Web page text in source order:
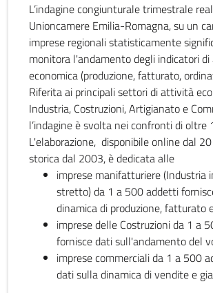
L’indagine congiunturale trimestrale
Unioncamere Emilia-Romagna, su un
imprese regionali statisticamente
monitora l'andamento degli indicatori
economica (produzione, fatturato,
Riferita ai principali settori di attività
Industria, Costruzioni, Artigianato e
l’indagine è svolta nei confronti di oltre
L'elaborazione, disponibile online dal
storica dal 2003, è dedicata alle
imprese manifatturiere (Industria
stretto) da 1 a 500 addetti
dinamica di produzione, fatturato
imprese delle Costruzioni da 1 a
fornisce dati sull'andamento del
imprese commerciali da 1 a 500
dati sulla dinamica di vendite e